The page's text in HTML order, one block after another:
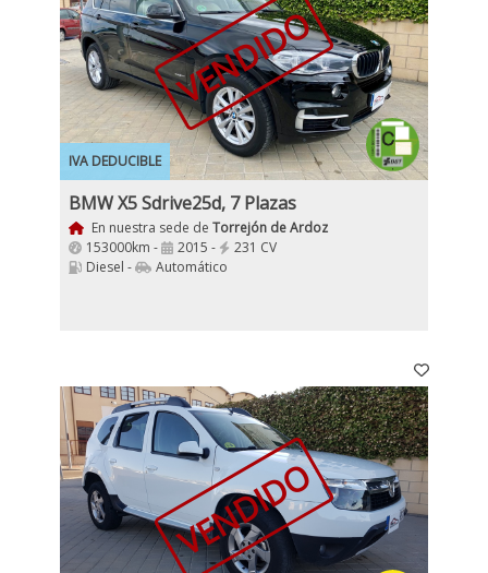
IVA DEDUCIBLE
VENDIDO
BMW X5 Sdrive25d, 7 Plazas
En nuestra sede de Torrejón de Ardoz
153000km -
2015 -
231 CV
Diesel -
Automático
VENDIDO